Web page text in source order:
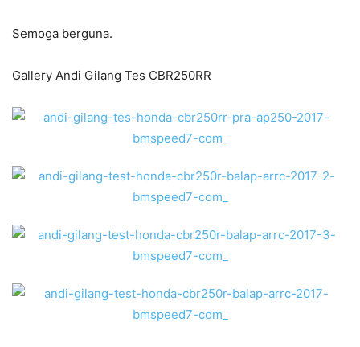
Semoga berguna.
Gallery Andi Gilang Tes CBR250RR